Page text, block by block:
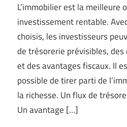
L’immobilier est la meilleure
investissement rentable.
choisis, les investisseurs
de trésorerie prévisibles,
et des avantages fiscaux. Il
possible de tirer parti de
la richesse. Un flux de
Un avantage […]